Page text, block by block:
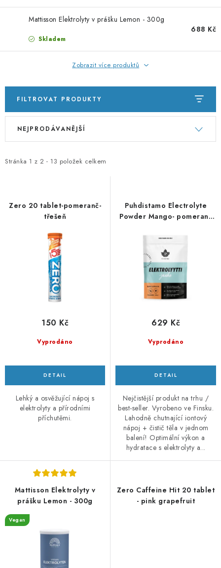
Mattisson Elektrolyty v prášku Lemon - 300g
Skladem
688 Kč
Zobrazit více produktů
FILTROVAT PRODUKTY
V
i
r
Stránka 1 z 2 - 13 položek celkem
Ř
e
p
NEJPRODÁVANĚJŠÍ
Zero 20 tablet-pomeranč-
třešeň
Vyprodáno
150 Kč
Lehký a osvěžující nápoj s
elektrolyty a přírodními
příchutěmi.
Puhdistamo Electrolyte
Powder Mango- pomeranč
Vyprodáno
629 Kč
Nejčistější produkt na trhu /
best-seller. Vyrobeno ve Finsku.
Lahodně chutnající iontový
nápoj + čistič těla v jednom
balení! Optimální výkon a
hydratace s elektrolyty a...
Mattisson Elektrolyty v
prášku Lemon - 300g
Vegan
Zero Caffeine Hit 20 tablet
- pink grapefruit